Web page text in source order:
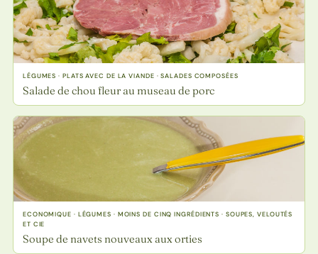
LÉGUMES · PLATS AVEC DE LA VIANDE · SALADES COMPOSÉES
Salade de chou fleur au museau de porc
ECONOMIQUE · LÉGUMES · MOINS DE CINQ INGRÉDIENTS · SOUPES, VELOUTÉS
ET CIE
Soupe de navets nouveaux aux orties